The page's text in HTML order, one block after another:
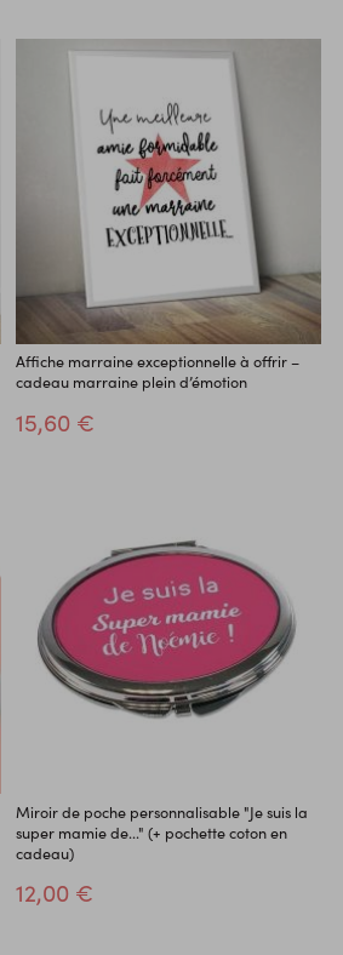
Affiche marraine exceptionnelle à offrir –
cadeau marraine plein d’émotion
15,60 €
Miroir de poche personnalisable "Je suis la
super mamie de..." (+ pochette coton en
cadeau)
12,00 €